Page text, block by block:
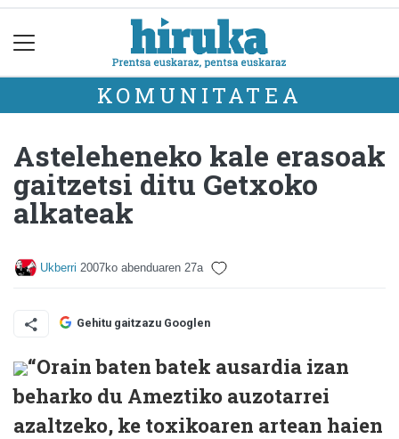
KOMUNITATEA
Asteleheneko kale erasoak
gaitzetsi ditu Getxoko
alkateak
Ukberri 2007ko abenduaren 27a
Gehitu gaitzazu Googlen
“Orain baten batek ausardia izan
beharko du Ameztiko auzotarrei
azaltzeko, ke toxikoaren artean haien